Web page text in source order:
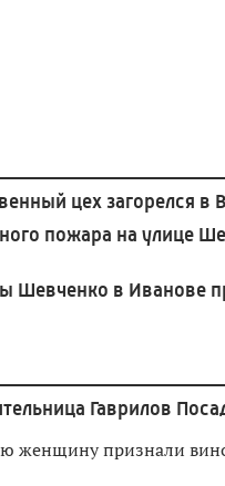
цех загорелся в
пожара на улице
Шевченко в Иванове
Гаврилов
женщину признали